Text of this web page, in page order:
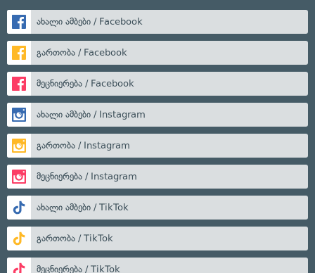
ახალი ამბები / Facebook
გართობა / Facebook
მეცნიერება / Facebook
ახალი ამბები / Instagram
გართობა / Instagram
მეცნიერება / Instagram
ახალი ამბები / TikTok
გართობა / TikTok
მეცნიერება / TikTok